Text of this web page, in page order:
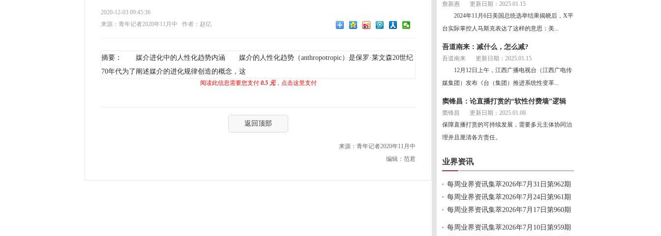
2020-12-03 09:45:36
来源：青年记者2020年11月中
作者：赵亿
摘要： 媒介进化中的人性化趋势内涵 媒介的人性化趋势（anthropotropic）是保罗·莱文森20世纪
70年代为了阐述媒介的进化规律创造的概念，这
阅读此信息需要您支付 0.5 元，点击这里支付
返回顶部
来源：青年记者2020年11月中
编辑：范君
詹新惠
更新日期：2025.01.15
2024年11月6日美国总统选举结果揭晓后，X平
台实际掌控人马斯克表达了这样的意思：美...
吾道南来：减什么，怎么减?
吾道南来
更新日期：2025.01.15
12月12日上午，江西广播电视台（江西广电传
媒集团）发布《台（集团）推进系统性变革...
窦锋昌：论直播打赏的“软性付费墙”逻辑
窦锋昌
更新日期：2025.01.08
保障直播打赏的可持续发展，需要多元主体协同治
理并且厘清各方责任。
业界资讯
每周业界资讯集萃2026年7月31日第962期
每周业界资讯集萃2026年7月24日第961期
每周业界资讯集萃2026年7月17日第960期
每周业界资讯集萃2026年7月10日第959期